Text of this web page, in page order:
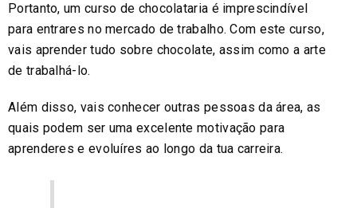
Portanto, um curso de chocolataria é imprescindível
para entrares no mercado de trabalho. Com este curso,
vais aprender tudo sobre chocolate, assim como a arte
de trabalhá-lo.
Além disso, vais conhecer outras pessoas da área, as
quais podem ser uma excelente motivação para
aprenderes e evoluíres ao longo da tua carreira.